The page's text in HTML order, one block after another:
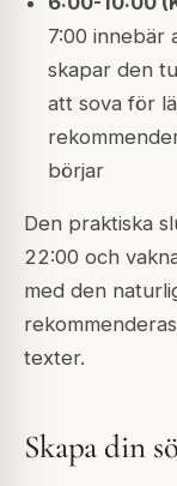
7:00 innebär
skapar den
att sova för
börjar
Den praktiska
22:00 och
med den
texter.
Skapa din